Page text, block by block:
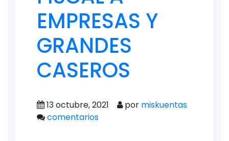
EMPRESAS Y
GRANDES
CASEROS
13 octubre, 2021 por miskuentas
comentarios